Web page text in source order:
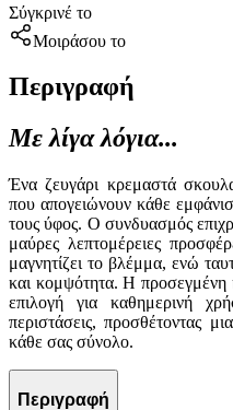
Σύγκρινέ το
Μοιράσου το
Περιγραφή
Με λίγα λόγια...
Ένα ζευγάρι κρεμαστά
που απογειώνουν κάθε
τους ύφος. Ο συνδυασμός
μαύρες λεπτομέρειες
μαγνητίζει το βλέμμα, ενώ
και κομψότητα. Η προσεγμένη
επιλογή για καθημερινή
περιστάσεις, προσθέτοντας
κάθε σας σύνολο.
Περιγραφή